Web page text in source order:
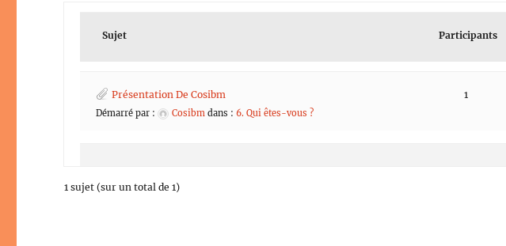
Sujet Participants
Présentation De Cosibm
Démarré par : Cosibm dans :6. Qui êtes-vous ?
1
1 sujet (sur un total de 1)